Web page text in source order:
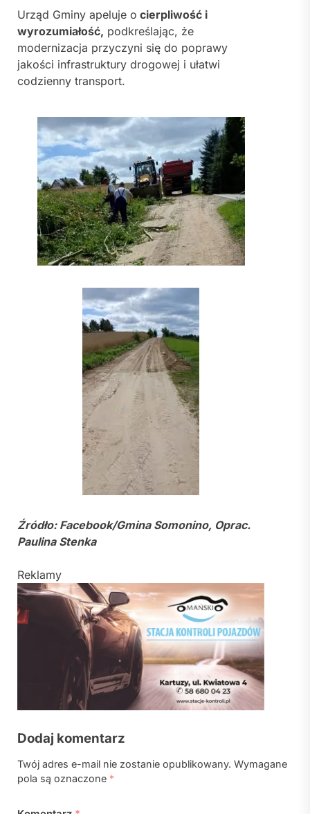
Urząd Gminy apeluje o cierpliwość i
wyrozumiałość, podkreślając, że
modernizacja przyczyni się do poprawy
jakości infrastruktury drogowej i ułatwi
codzienny transport.
Źródło: Facebook/Gmina Somonino, Oprac.
Paulina Stenka
Reklamy
Dodaj komentarz
Twój adres e-mail nie zostanie opublikowany. Wymagane
pola są oznaczone *